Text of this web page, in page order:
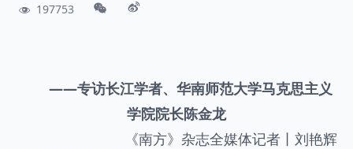
197753
——专访长江学者、华南师范大学马克思主义
学院院长陈金龙
《南方》杂志全媒体记者丨刘艳辉